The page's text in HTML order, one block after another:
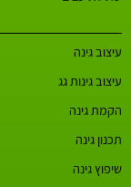
עיצוב גינה
עיצוב גינות גג
הקמת גינה
תכנון גינה
שיפוץ גינה